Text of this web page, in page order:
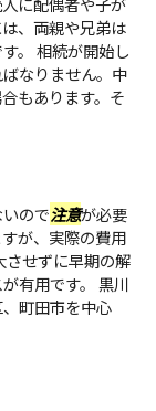
、両親や兄弟は
。 相続が開始し
なりません。中
もあります。そ
ので注意が必要
が、実際の費用
させずに早期の解
有用です。 黒川
町田市を中心